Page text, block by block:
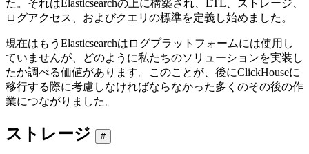
た。それはElasticsearchの上に構築され、ETL、ストレージ、
ログアクセス、およびクエリの標準を定義し始めました。
現在はもうElasticsearchはログプラットフォームには使用し
ていませんが、どのように私たちのソリューションを実装し
たか調べる価値があります。このことが、後にClickHouseに
移行する際に考慮しなければならなかった多くのその後の作
業につながりました。
ストレージ #